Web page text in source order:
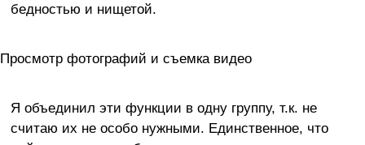
бедностью и нищетой.
Просмотр фотографий и съемка видео
Я объединил эти функции в одну группу, т.к. не
считаю их не особо нужными. Единственное, что